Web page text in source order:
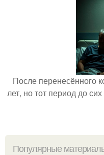
После перенесённого
лет, но тот период до
Популярные